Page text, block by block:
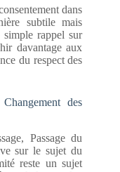
dans
subtile mais
simple rappel sur
davantage aux
du respect des
des
Passage du
sur le sujet du
reste un sujet